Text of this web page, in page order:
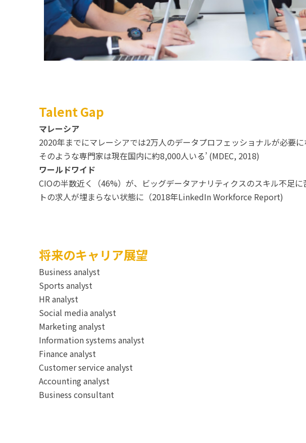
Talent Gap
マレーシア
2020年までにマレーシアでは2万人のデータプロフェッショナルが必要
そのような専門家は現在国内に約8,000人いる’ (MDEC, 2018)
ワールドワイド
CIOの半数近く（46%）が、ビッグデータアナリティクスのスキル不足
トの求人が埋まらない状態に（2018年LinkedIn Workforce Report)
将来のキャリア展望
Business analyst
Sports analyst
HR analyst
Social media analyst
Marketing analyst
Information systems analyst
Finance analyst
Customer service analyst
Accounting analyst
Business consultant